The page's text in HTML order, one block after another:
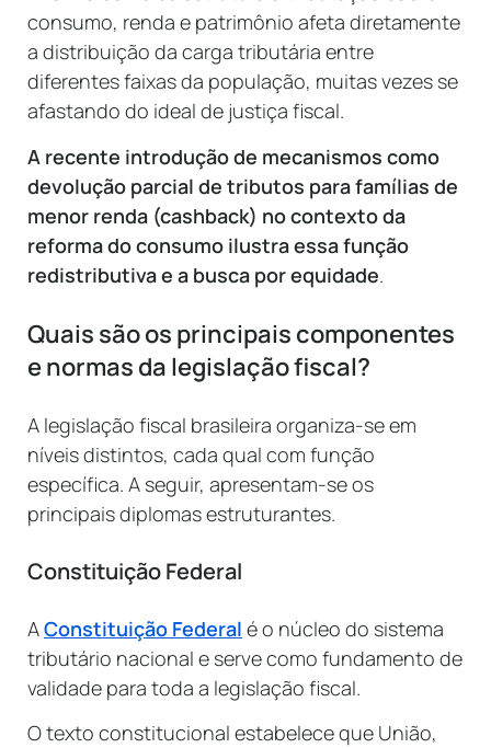
consumo, renda e patrimônio afeta diretamente
a distribuição da carga tributária entre
diferentes faixas da população, muitas vezes se
afastando do ideal de justiça fiscal.
A recente introdução de mecanismos como
devolução parcial de tributos para famílias de
menor renda (cashback) no contexto da
reforma do consumo ilustra essa função
redistributiva e a busca por equidade.
Quais são os principais componentes
e normas da legislação fiscal?
A legislação fiscal brasileira organiza-se em
níveis distintos, cada qual com função
específica. A seguir, apresentam-se os
principais diplomas estruturantes.
Constituição Federal
AConstituição Federal é o núcleo do sistema
tributário nacional e serve como fundamento de
validade para toda a legislação fiscal.
O texto constitucional estabelece que União,